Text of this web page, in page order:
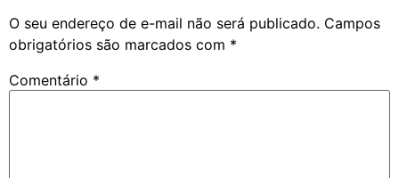
O seu endereço de e-mail não será publicado. Campos
obrigatórios são marcados com *
Comentário *